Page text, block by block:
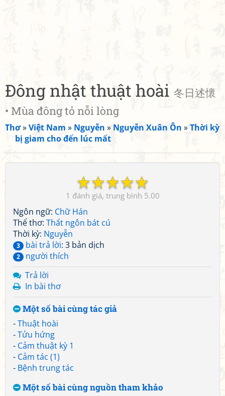
Đông nhật thuật hoài 冬日述懷
• Mùa đông tỏ nỗi lòng
Thơ»Việt Nam » Nguyễn » Nguyễn Xuân Ôn »Thời kỳ
bị giam cho đến lúc mất
☆
☆
☆
☆
☆
1 5.00
Ngôn ngữ: Chữ Hán
Thể thơ: Thất ngôn bát cú
Thời kỳ: Nguyễn
3 bài trả lời: 3 bản dịch
2
người thích
Trả lời
In bài thơ
Một số bài cùng tác giả
-Thuật hoài
-Tửu hứng
- Cảm thuật kỳ 1
- Cảm tác (1)
- Bệnh trung tác
Một số bài cùng nguồn tham khảo